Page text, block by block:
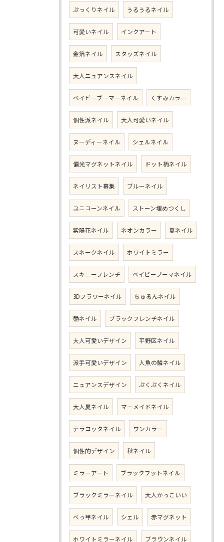
ぷっくりネイル うるうるネイル
可愛いネイル インクアート
金箔ネイル スタッズネイル
大人ニュアンスネイル
ベイビーブーマーネイル くすみカラー
個性派ネイル 大人可愛いネイル
ヌーディーネイル シェルネイル
偏光マグネットネイル ドット柄ネイル
ネイリスト募集 ブルーネイル
ユニコーンネイル ストーン埋めつくし
紫陽花ネイル ネオンカラー 夏ネイル
スネークネイル ホワイトミラー
スキニーフレンチ ベイビーブーマネイル
3Dフラワーネイル ちゅるんネイル
艶ネイル ブラックフレンチネイル
大人可愛いデザイン 平野区ネイル
派手可愛いデザイン 人魚の鱗ネイル
ニュアンスデザイン ぷくぷくネイル
大人夏ネイル マーメイドネイル
テラコッタネイル ワンカラー
個性的デザイン 秋ネイル
ミラーアート ブラックフットネイル
ブラックミラーネイル 大人かっこいい
べっ甲ネイル シェル 赤マグネット
ホワイトミラーネイル ブラウンネイル